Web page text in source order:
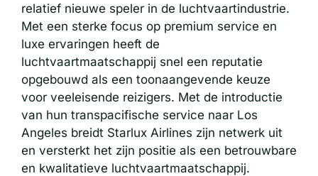
relatief nieuwe speler in de luchtvaartindustrie.
Met een sterke focus op premium service en
luxe ervaringen heeft de
luchtvaartmaatschappij snel een reputatie
opgebouwd als een toonaangevende keuze
voor veeleisende reizigers. Met de introductie
van hun transpacifische service naar Los
Angeles breidt Starlux Airlines zijn netwerk uit
en versterkt het zijn positie als een betrouwbare
en kwalitatieve luchtvaartmaatschappij.